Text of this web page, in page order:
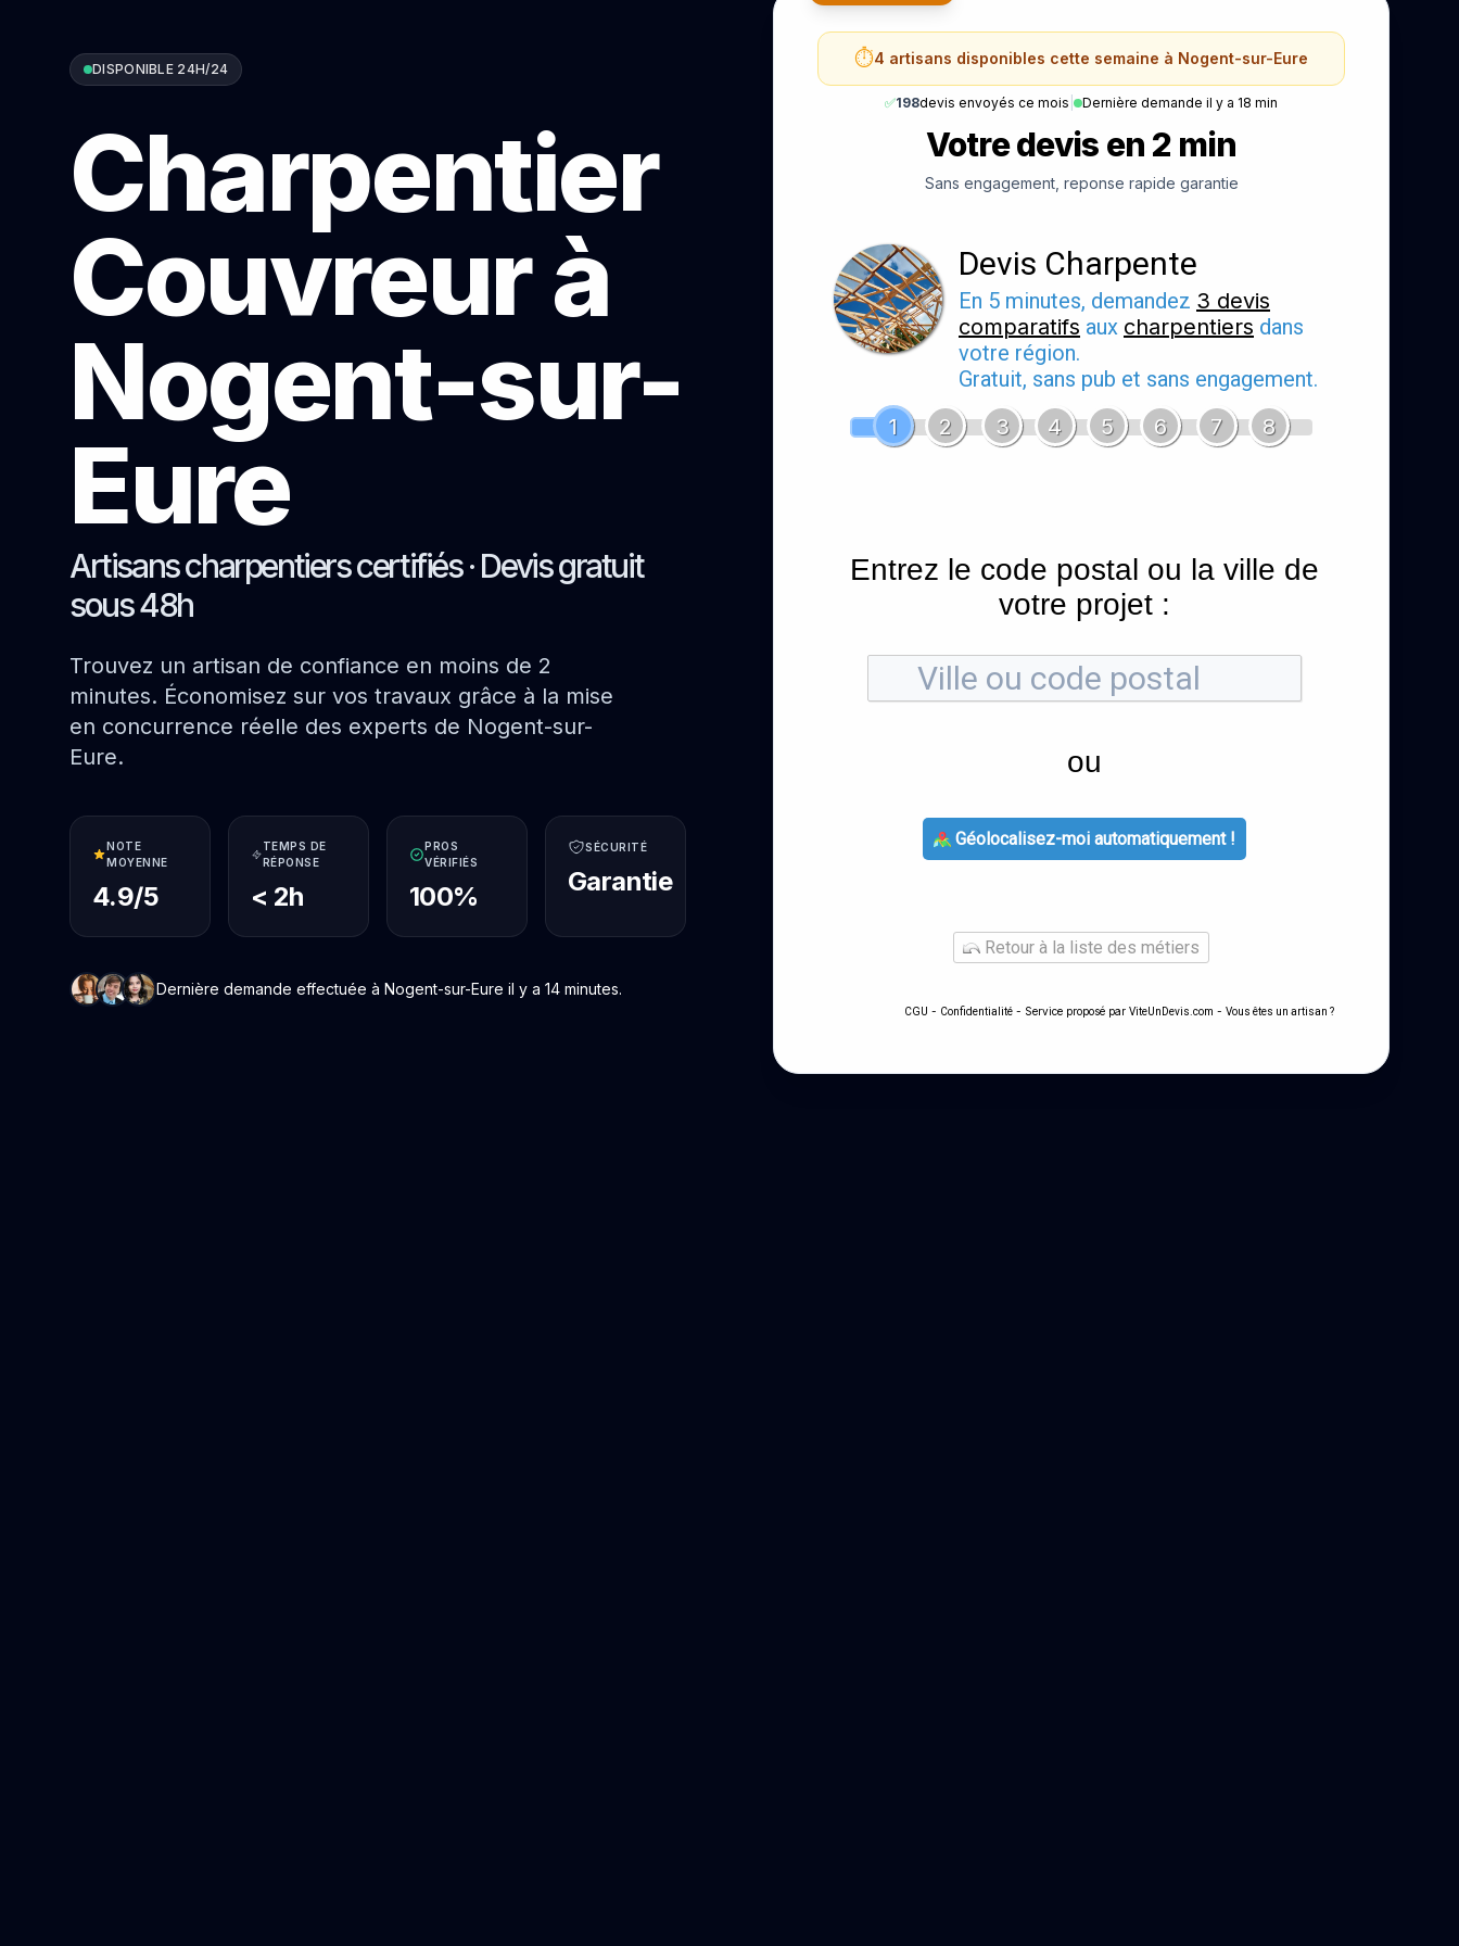
DISPONIBLE 24H/24
Charpentier
Couvreur à
Nogent-sur-
Eure
Artisans charpentiers certifiés · Devis gratuit
sous 48h
Trouvez un artisan de confiance en moins de 2
minutes. Économisez sur vos travaux grâce à la mise
en concurrence réelle des experts de Nogent-sur-
Eure.
NOTE
MOYENNE
4.9/5
TEMPS DE
RÉPONSE
< 2h
PROS
VÉRIFIÉS
100%
SÉCURITÉ
Garantie
Dernière demande effectuée à Nogent-sur-Eure il y a 14 minutes.
⏱️4 artisans disponibles cette semaine à Nogent-sur-Eure
✅198devis envoyés ce mois Dernière demande il y a 18 min
Votre devis en 2 min
Sans engagement, reponse rapide garantie
Devis Charpente
En 5 minutes, demandez 3 devis
comparatifs aux charpentiers dans
votre région.
Gratuit, sans pub et sans engagement.
1
2 3 4 5 6 7 8
Entrez le code postal ou la ville de
votre projet :
ou
Géolocalisez-moi automatiquement !
Retour à la liste des métiers
CGU - Confidentialité - Service proposé par ViteUnDevis.com - Vous êtes un artisan ?